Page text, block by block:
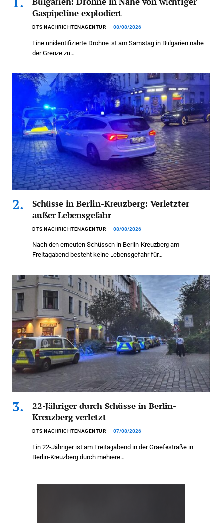
Gaspipeline explodiert
DTS NACHRICHTENAGENTUR 08/08/2026
Eine unidentifizierte Drohne ist am Samstag in Bulgarien nahe
der Grenze zu…
Schüsse in Berlin-Kreuzberg: Verletzter
außer Lebensgefahr
DTS NACHRICHTENAGENTUR 08/08/2026
Nach den erneuten Schüssen in Berlin-Kreuzberg am
Freitagabend besteht keine Lebensgefahr für…
22-Jähriger durch Schüsse in Berlin-
Kreuzberg verletzt
DTS NACHRICHTENAGENTUR 07/08/2026
Ein 22-Jähriger ist am Freitagabend in der Graefestraße in
Berlin-Kreuzberg durch mehrere…